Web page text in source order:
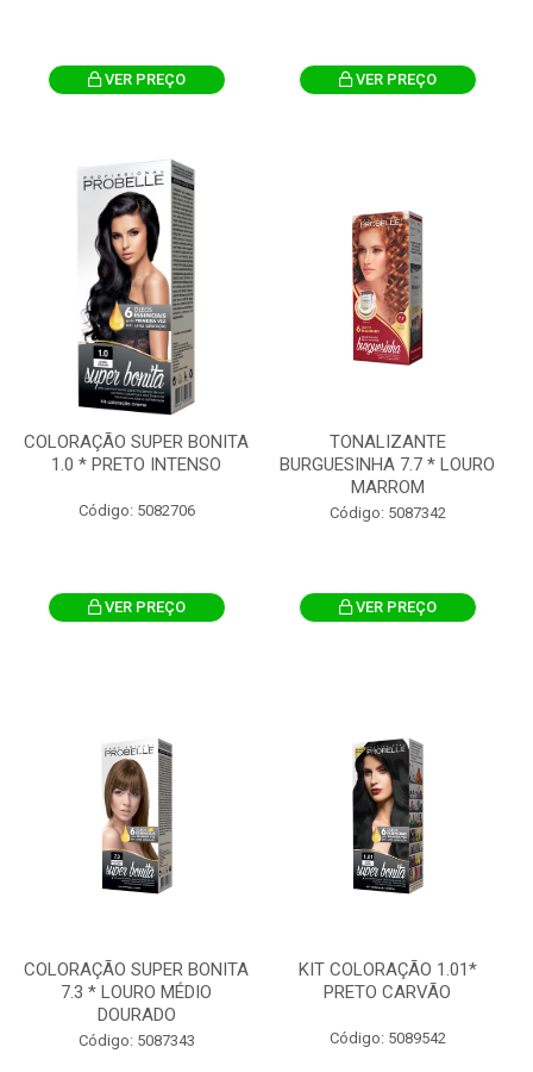
VER PREÇO VER PREÇO
COLORAÇÃO SUPER BONITA
1.0 * PRETO INTENSO
Código: 5082706
VER PREÇO
TONALIZANTE
BURGUESINHA 7.7 * LOURO
MARROM
Código: 5087342
VER PREÇO
COLORAÇÃO SUPER BONITA
7.3 * LOURO MÉDIO
DOURADO
Código: 5087343
KIT COLORAÇÃO 1.01*
PRETO CARVÃO
Código: 5089542